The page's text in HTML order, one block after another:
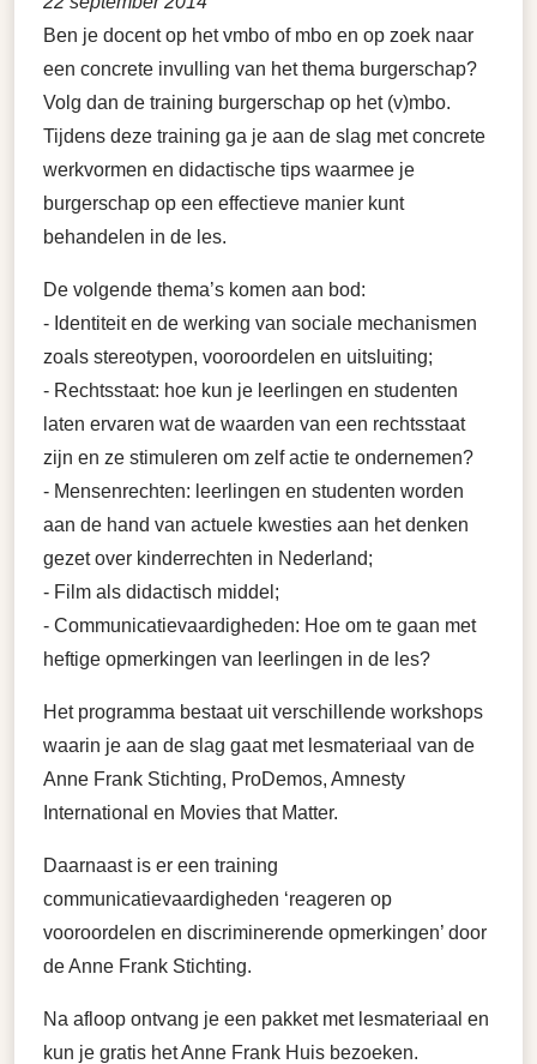
Ben je docent op het vmbo of mbo en op zoek naar
een concrete invulling van het thema burgerschap?
Volg dan de training burgerschap op het (v)mbo.
Tijdens deze training ga je aan de slag met concrete
werkvormen en didactische tips waarmee je
burgerschap op een effectieve manier kunt
behandelen in de les.
De volgende thema’s komen aan bod:
- I dentiteit en de werking van sociale mechanismen
zoals stereotypen, vooroordelen en uitsluiting;
- Rechtsstaat: hoe kun je leerlingen en studenten
laten ervaren wat de waarden van een rechtsstaat
zijn en ze stimuleren om zelf actie te ondernemen?
- Mensenrechten: leerlingen en studenten worden
aan de hand van actuele kwesties aan het denken
gezet over kinderrechten in Nederland;
- Film als didactisch middel;
- Communicatievaardigheden: Hoe om te gaan met
heftige opmerkingen van leerlingen in de les?
Het programma bestaat uit verschillende workshops
waarin je aan de slag gaat met lesmateriaal van de
Anne Frank Stichting, ProDemos, Amnesty
International en Movies that Matter.
Daarnaast is er een training
communicatievaardigheden ‘reageren op
vooroordelen en discriminerende opmerkingen’ door
de Anne Frank Stichting.
Na afloop ontvang je een pakket met lesmateriaal en
kun je gratis het Anne Frank Huis bezoeken.